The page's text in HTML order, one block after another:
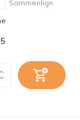
Sammenlign